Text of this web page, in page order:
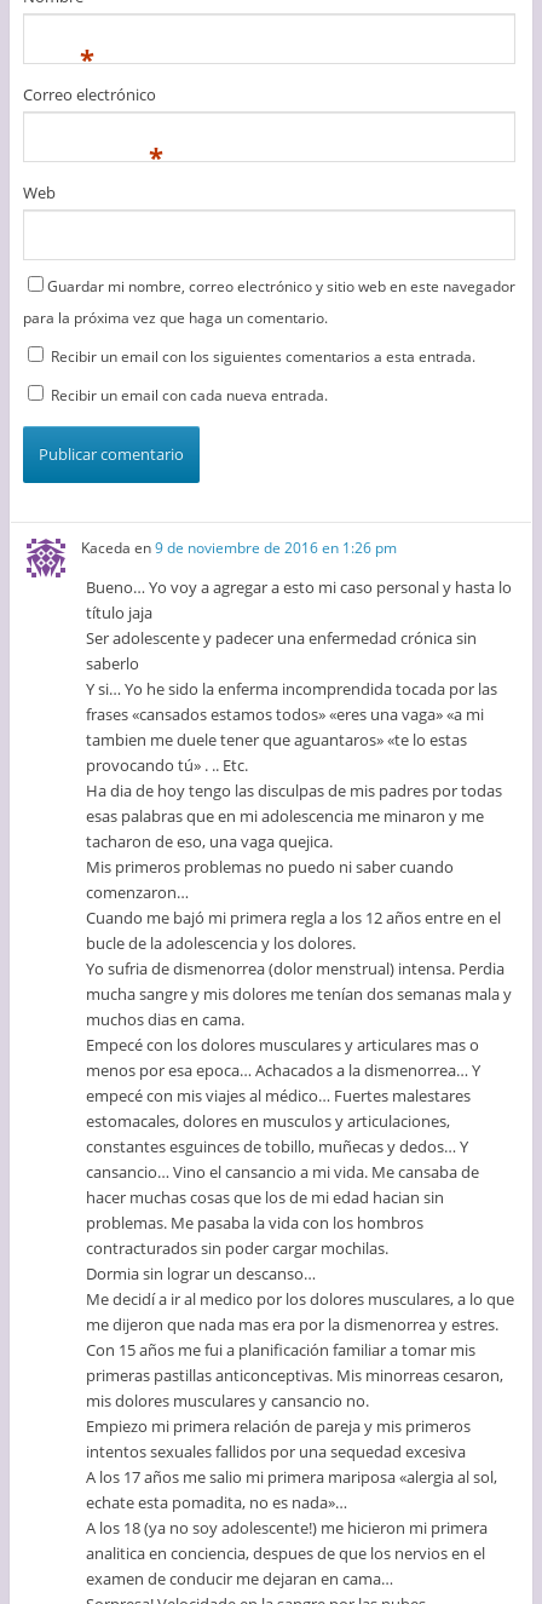
*
Correo electrónico
*
Web
Guardar mi nombre, correo electrónico y sitio web en este navegador
para la próxima vez que haga un comentario.
Recibir un email con los siguientes comentarios a esta entrada.
Recibir un email con cada nueva entrada.
Kaceda en9 de noviembre de 2016 en 1:26 pm
Bueno… Yo voy a agregar a esto mi caso personal y hasta lo
título jaja
Ser adolescente y padecer una enfermedad crónica sin
saberlo
Y si… Yo he sido la enferma incomprendida tocada por las
frases «cansados estamos todos» «eres una vaga» «a mi
tambien me duele tener que aguantaros» «te lo estas
provocando tú» . .. Etc.
Ha dia de hoy tengo las disculpas de mis padres por todas
esas palabras que en mi adolescencia me minaron y me
tacharon de eso, una vaga quejica.
Mis primeros problemas no puedo ni saber cuando
comenzaron…
Cuando me bajó mi primera regla a los 12 años entre en el
bucle de la adolescencia y los dolores.
Yo sufria de dismenorrea (dolor menstrual) intensa. Perdia
mucha sangre y mis dolores me tenían dos semanas mala y
muchos dias en cama.
Empecé con los dolores musculares y articulares mas o
menos por esa epoca… Achacados a la dismenorrea… Y
empecé con mis viajes al médico… Fuertes malestares
estomacales, dolores en musculos y articulaciones,
constantes esguinces de tobillo, muñecas y dedos… Y
cansancio… Vino el cansancio a mi vida. Me cansaba de
hacer muchas cosas que los de mi edad hacian sin
problemas. Me pasaba la vida con los hombros
contracturados sin poder cargar mochilas.
Dormia sin lograr un descanso…
Me decidí a ir al medico por los dolores musculares, a lo que
me dijeron que nada mas era por la dismenorrea y estres.
Con 15 años me fui a planificación familiar a tomar mis
primeras pastillas anticonceptivas. Mis minorreas cesaron,
mis dolores musculares y cansancio no.
Empiezo mi primera relación de pareja y mis primeros
intentos sexuales fallidos por una sequedad excesiva
A los 17 años me salio mi primera mariposa «alergia al sol,
echate esta pomadita, no es nada»…
A los 18 (ya no soy adolescente!) me hicieron mi primera
analitica en conciencia, despues de que los nervios en el
examen de conducir me dejaran en cama…